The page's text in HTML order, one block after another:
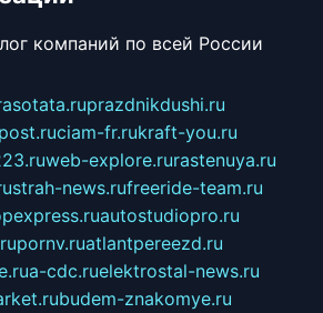
компаний по всей России
prazdnikdushi.ru
ciam-fr.rukraft-you.ru
web-explore.rurastenuya.ru
strah-news.rufreeride-team.ru
autostudiopro.ru
pornv.ruatlantpereezd.ru
a-cdc.ruelektrostal-news.ru
budem-znakomye.ru